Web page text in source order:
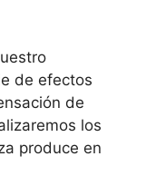
de efectos
de
los
produce en